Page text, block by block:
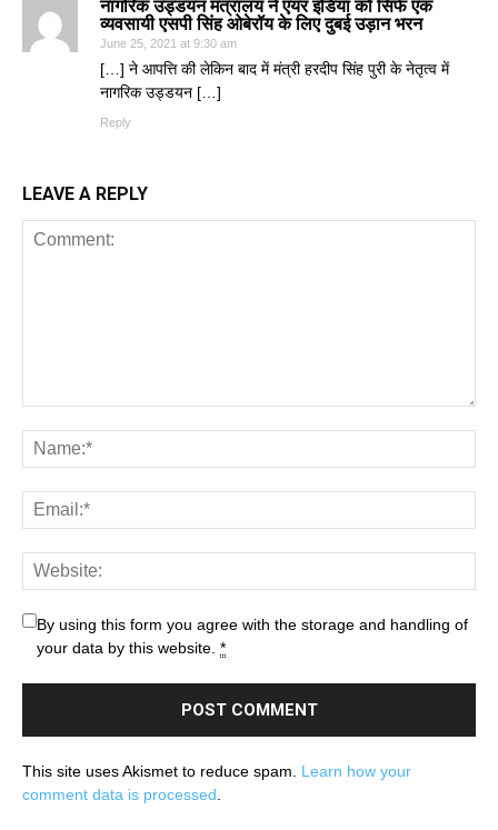
नागरिक उड्डयन मंत्रालय ने एयर इंडिया को सिर्फ एक
व्यवसायी एसपी सिंह ओबेरॉय के लिए दुबई उड़ान भरन
June 25, 2021 at 9:30 am
[…] ने आपत्ति की लेकिन बाद में मंत्री हरदीप सिंह पुरी के नेतृत्व में
नागरिक उड्डयन […]
Reply
LEAVE A REPLY
By using this form you agree with the storage and handling of
your data by this website. *
This site uses Akismet to reduce spam. Learn how your
comment data is processed